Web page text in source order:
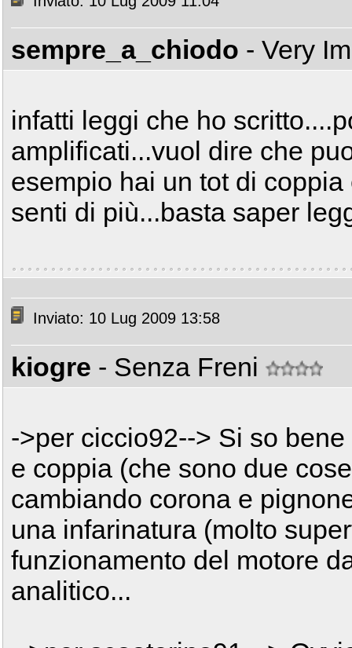
sempre_a_chiodo - Very
infatti leggi che ho
amplificati...vuol dire che
esempio hai un tot di
senti di più...basta saper
Inviato: 10 Lug 2009 13:58
kiogre - Senza Freni
->per ciccio92--> Si so
e coppia (che sono due
cambiando corona e
una infarinatura (molto
funzionamento del motore
analitico...